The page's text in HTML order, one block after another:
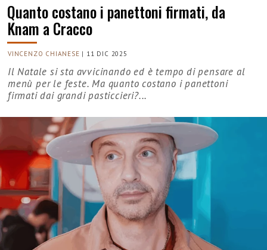
Quanto costano i panettoni firmati, da
Knam a Cracco
VINCENZO CHIANESE | 11 DIC 2025
Il Natale si sta avvicinando ed è tempo di pensare al
menù per le feste. Ma quanto costano i panettoni
firmati dai grandi pasticcieri?...